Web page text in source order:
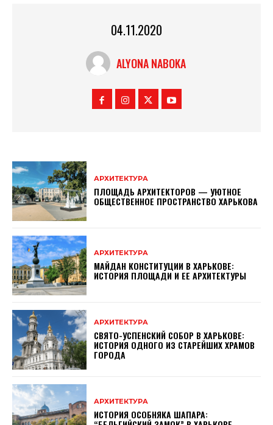
04.11.2020
ALYONA NABOKA
АРХИТЕКТУРА
ПЛОЩАДЬ АРХИТЕКТОРОВ — УЮТНОЕ
ОБЩЕСТВЕННОЕ ПРОСТРАНСТВО ХАРЬКОВА
АРХИТЕКТУРА
МАЙДАН КОНСТИТУЦИИ В ХАРЬКОВЕ:
ИСТОРИЯ ПЛОЩАДИ И ЕЕ АРХИТЕКТУРЫ
АРХИТЕКТУРА
СВЯТО-УСПЕНСКИЙ СОБОР В ХАРЬКОВЕ:
ИСТОРИЯ ОДНОГО ИЗ СТАРЕЙШИХ ХРАМОВ
ГОРОДА
АРХИТЕКТУРА
ИСТОРИЯ ОСОБНЯКА ШАПАРА: